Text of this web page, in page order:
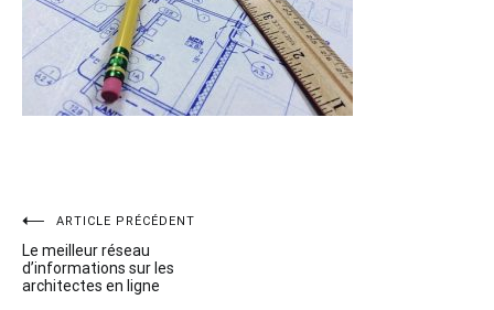
Navigation
de
ARTICLE PRÉCÉDENT
Le meilleur réseau
d’informations sur les
architectes en ligne